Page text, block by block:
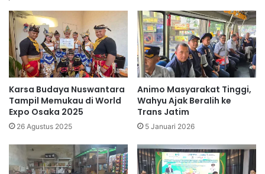
Karsa Budaya Nuswantara
Tampil Memukau di World
Expo Osaka 2025
26 Agustus 2025
Animo Masyarakat Tinggi,
Wahyu Ajak Beralih ke
Trans Jatim
5 Januari 2026